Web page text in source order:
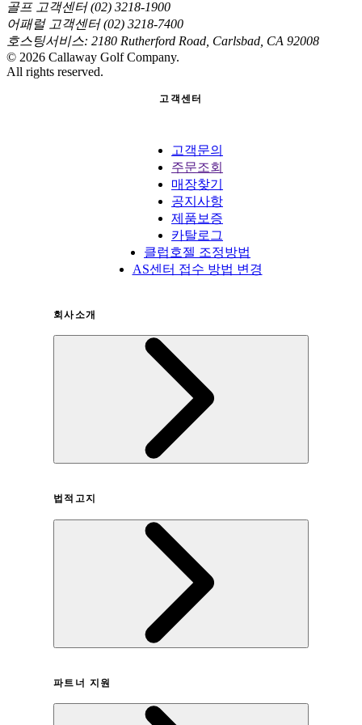
골프 고객센터 (02) 3218-1900
어패럴 고객센터 (02) 3218-7400
호스팅서비스: 2180 Rutherford Road, Carlsbad, CA 92008
© 2026 Callaway Golf Company.
All rights reserved.
고객센터
고객문의
주문조회
매장찾기
공지사항
제품보증
카탈로그
클럽호젤 조정방법
AS센터 접수 방법 변경
회사소개
법적고지
개인정보취급방침
파트너 지원